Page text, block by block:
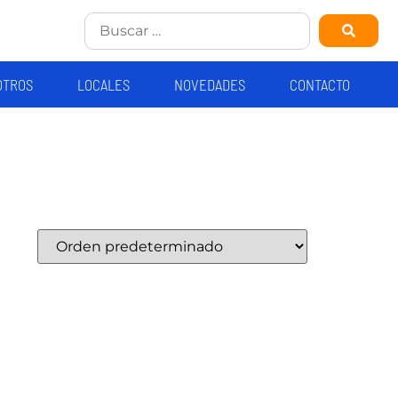
LOCALES NOVEDADES CONTACTO